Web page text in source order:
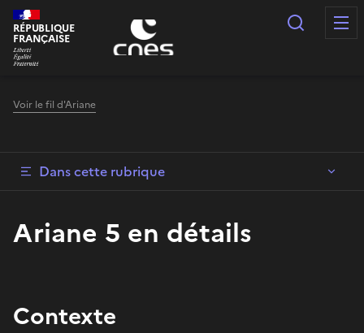
Panneau de gestion des cookies
RÉPUBLIQUE
FRANÇAISE
Voir le fil d'Ariane
Dans cette rubrique
Ariane 5 en détails
Contexte